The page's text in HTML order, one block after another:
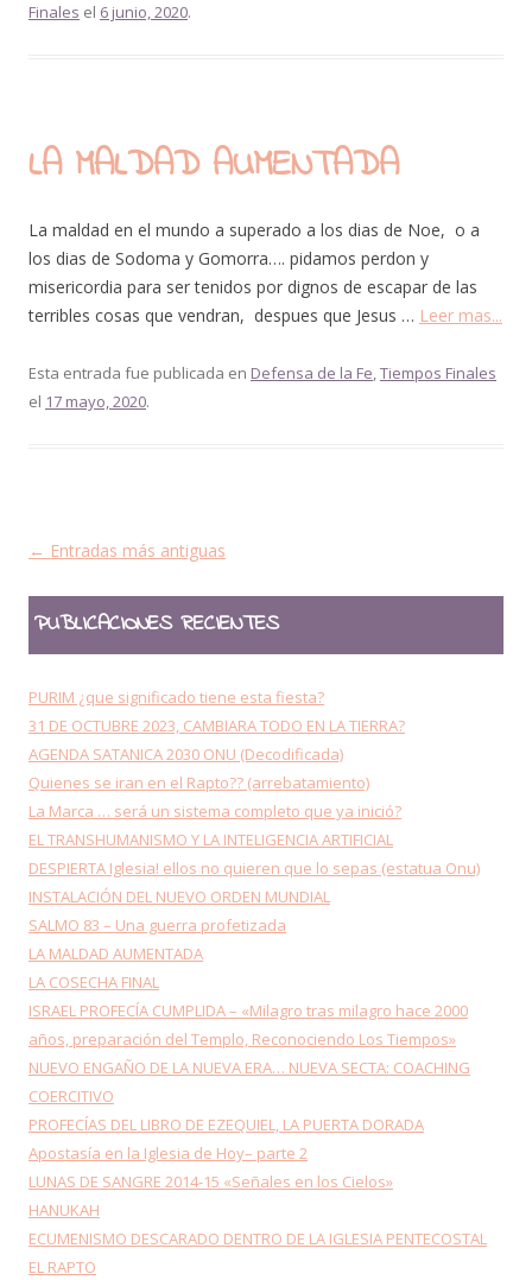
Finales el 6 junio, 2020.
LA MALDAD AUMENTADA
La maldad en el mundo a superado a los dias de Noe, o a
los dias de Sodoma y Gomorra…. pidamos perdon y
misericordia para ser tenidos por dignos de escapar de las
terribles cosas que vendran, despues que Jesus … Leer mas...
Esta entrada fue publicada en Defensa de la Fe,Tiempos Finales
el 17 mayo, 2020.
Navegación de entradas
← Entradas más antiguas
PUBLICACIONES RECIENTES
PURIM ¿que significado tiene esta fiesta?
31 DE OCTUBRE 2023, CAMBIARA TODO EN LA TIERRA?
AGENDA SATANICA 2030 ONU (Decodificada)
Quienes se iran en el Rapto?? (arrebatamiento)
La Marca … será un sistema completo que ya inició?
EL TRANSHUMANISMO Y LA INTELIGENCIA ARTIFICIAL
DESPIERTA Iglesia! ellos no quieren que lo sepas (estatua Onu)
INSTALACIÓN DEL NUEVO ORDEN MUNDIAL
SALMO 83 – Una guerra profetizada
LA MALDAD AUMENTADA
LA COSECHA FINAL
ISRAEL PROFECÍA CUMPLIDA – «Milagro tras milagro hace 2000
años, preparación del Templo, Reconociendo Los Tiempos»
NUEVO ENGAÑO DE LA NUEVA ERA… NUEVA SECTA: COACHING
COERCITIVO
PROFECÍAS DEL LIBRO DE EZEQUIEL, LA PUERTA DORADA
Apostasía en la Iglesia de Hoy– parte 2
LUNAS DE SANGRE 2014-15 «Señales en los Cielos»
HANUKAH
ECUMENISMO DESCARADO DENTRO DE LA IGLESIA PENTECOSTAL
EL RAPTO